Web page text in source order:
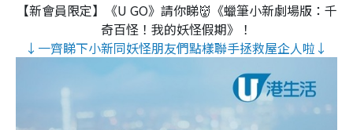
【新會員限定】《U GO》請你睇👹《蠟筆小新劇場版：千
奇百怪！我的妖怪假期》！
↓一齊睇下小新同妖怪朋友們點樣聯手拯救屋企人啦↓